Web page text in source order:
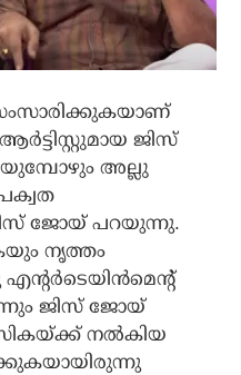
ജിസ്
അല്ലു
ജോയ് പറയുന്നു.
നൃത്തം
ജിസ് ജോയ്
നല്‍കിയ